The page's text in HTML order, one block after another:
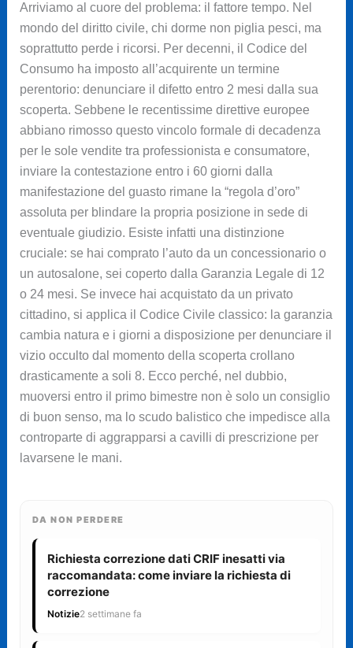
Arriviamo al cuore del problema: il fattore tempo. Nel
mondo del diritto civile, chi dorme non piglia pesci, ma
soprattutto perde i ricorsi. Per decenni, il Codice del
Consumo ha imposto all’acquirente un termine
perentorio: denunciare il difetto entro 2 mesi dalla sua
scoperta. Sebbene le recentissime direttive europee
abbiano rimosso questo vincolo formale di decadenza
per le sole vendite tra professionista e consumatore,
inviare la contestazione entro i 60 giorni dalla
manifestazione del guasto rimane la “regola d’oro”
assoluta per blindare la propria posizione in sede di
eventuale giudizio. Esiste infatti una distinzione
cruciale: se hai comprato l’auto da un concessionario o
un autosalone, sei coperto dalla Garanzia Legale di 12
o 24 mesi. Se invece hai acquistato da un privato
cittadino, si applica il Codice Civile classico: la garanzia
cambia natura e i giorni a disposizione per denunciare il
vizio occulto dal momento della scoperta crollano
drasticamente a soli 8. Ecco perché, nel dubbio,
muoversi entro il primo bimestre non è solo un consiglio
di buon senso, ma lo scudo balistico che impedisce alla
controparte di aggrapparsi a cavilli di prescrizione per
lavarsene le mani.
DA NON PERDERE
Richiesta correzione dati CRIF inesatti via
raccomandata: come inviare la richiesta di
correzione
Notizie2 settimane fa